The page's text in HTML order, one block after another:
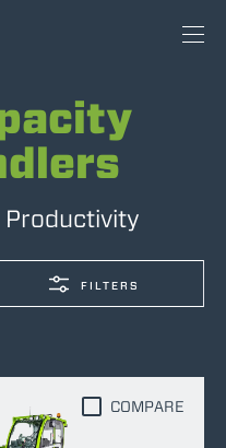
Productivity
FILTERS
COMPARE